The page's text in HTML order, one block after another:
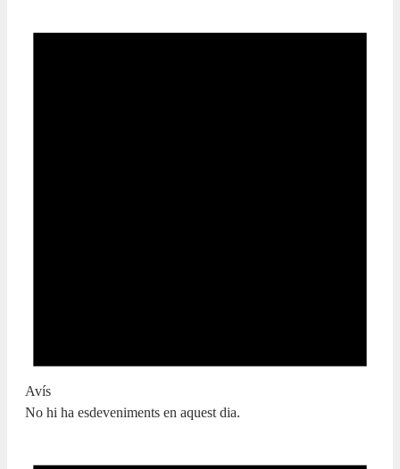
Avís
No hi ha esdeveniments en aquest dia.